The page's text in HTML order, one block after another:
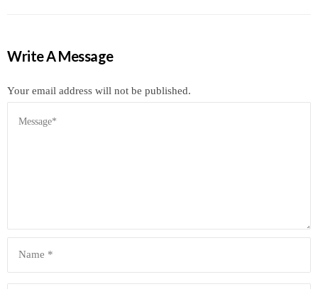
Write A Message
Your email address will not be published.